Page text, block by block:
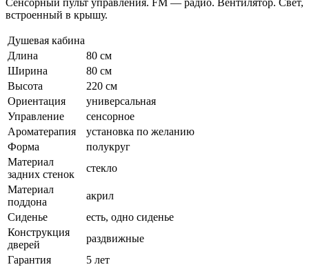
встроенный в крышу.
Душевая кабина
Длина
80 см
Ширина
80 см
Высота
220 см
Ориентация
универсальная
Управление
сенсорное
Ароматерапия
установка по желанию
Форма
полукруг
Материал
задних стенок
стекло
Материал
поддона
акрил
Сиденье
есть, одно сиденье
Конструкция
дверей
раздвижные
Гарантия
5 лет